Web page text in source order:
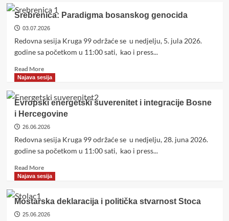
Srebrenica: Paradigma bosanskog genocida
03.07.2026
Redovna sesija Kruga 99 održaće se u nedjelju, 5. jula 2026.
godine sa početkom u 11:00 sati, kao i press...
Read MoreRead
more
Srebrenica:
Paradigma
bosanskog
genocida
Najava sesija
Evropski energetski suverenitet i integracije Bosne
i Hercegovine
26.06.2026
Redovna sesija Kruga 99 održaće se u nedjelju, 28. juna 2026.
godine sa početkom u 11:00 sati, kao i press...
Read MoreRead
more
energetski
suverenitet
Najava sesija
Mostarska deklaracija i politička stvarnost Stoca
25.06.2026